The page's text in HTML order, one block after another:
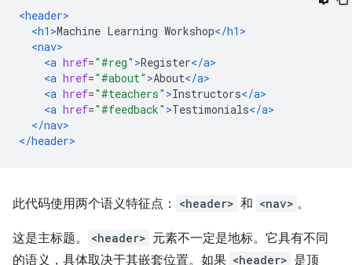
<header>
<h1>Machine Learning Workshop</h1>
<nav>
<a href="#reg" >Register</a>
<a href="#about" >About</a>
<a href="#teachers" >Instructors</a>
<a href="#feedback" >Testimonials</a>
</nav>
</header>
此代码使用两个语义特征点： <header> 和 <nav> 。
这是主标题。 <header> 元素不一定是地标。它具有不同
的语义，具体取决于其嵌套位置。如果 <header> 是顶